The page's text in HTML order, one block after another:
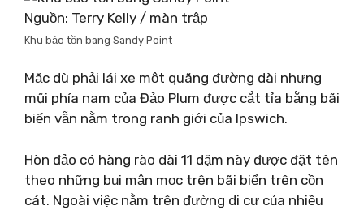
Nguồn: Terry Kelly / màn trập
Khu bảo tồn bang Sandy Point
Mặc dù phải lái xe một quãng đường dài nhưng
mũi phía nam của Đảo Plum được cắt tỉa bằng bãi
biển vẫn nằm trong ranh giới của Ipswich.
Hòn đảo có hàng rào dài 11 dặm này được đặt tên
theo những bụi mận mọc trên bãi biển trên cồn
cát. Ngoài việc nằm trên đường di cư của nhiều